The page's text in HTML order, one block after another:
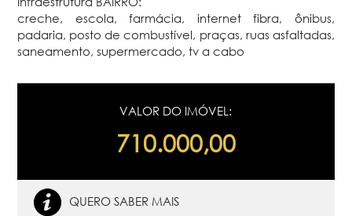
creche, escola, farmácia, internet fibra, ônibus,
padaria, posto de combustível, praças, ruas asfaltadas,
saneamento, supermercado, tv a cabo
VALOR DO IMÓVEL:
710.000,00
QUERO SABER MAIS